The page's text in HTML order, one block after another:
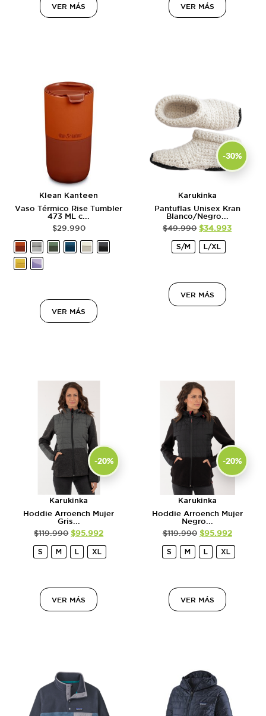
VER MÁS VER MÁS
Klean Kanteen
Vaso Térmico Rise Tumbler
473 ML c...
$29.990
VER MÁS
-30%
Karukinka
Pantuflas Unisex Kran
Blanco/Negro...
$49.990 $34.993
S/M L/XL
VER MÁS
-20%
Karukinka
Hoddie Arroench Mujer
Gris...
$119.990 $95.992
S M L XL
VER MÁS
-20%
Karukinka
Hoddie Arroench Mujer
Negro...
$119.990 $95.992
S M L XL
VER MÁS